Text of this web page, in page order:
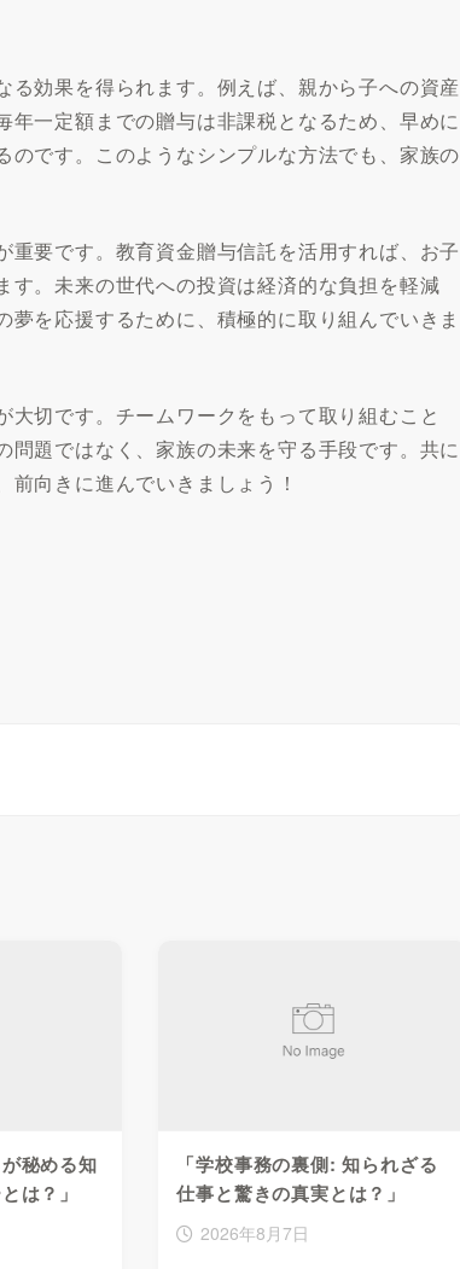
効果を得られます。例えば、親から子への資産
一定額までの贈与は非課税となるため、早めに
です。このようなシンプルな方法でも、家族の
要です。教育資金贈与信託を活用すれば、お子
。未来の世代への投資は経済的な負担を軽減
を応援するために、積極的に取り組んでいきま
切です。チームワークをもって取り組むこと
題ではなく、家族の未来を守る手段です。共に
向きに進んでいきましょう！
秘める知
は？」
「学校事務の裏側: 知られざる
仕事と驚きの真実とは？」
2026年8月7日